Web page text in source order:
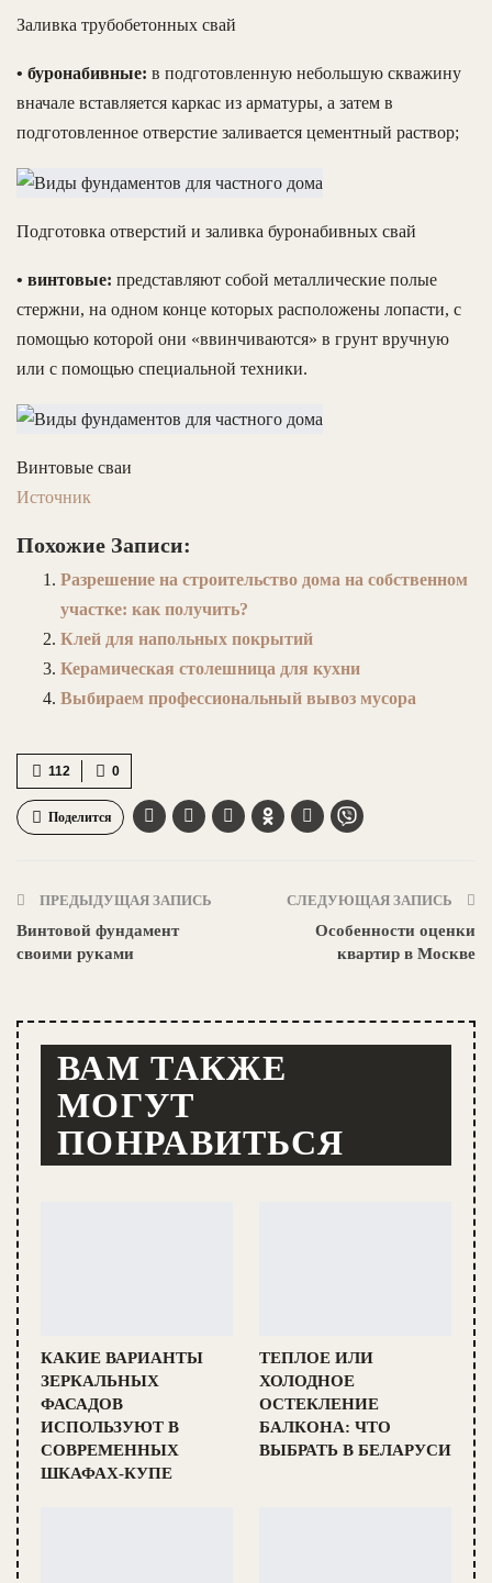
Заливка трубобетонных свай
• буронабивные: в подготовленную небольшую скважину
вначале вставляется каркас из арматуры, а затем в
подготовленное отверстие заливается цементный раствор;
Подготовка отверстий и заливка буронабивных свай
• винтовые: представляют собой металлические полые
стержни, на одном конце которых расположены лопасти, с
помощью которой они «ввинчиваются» в грунт вручную
или с помощью специальной техники.
Винтовые сваи
Источник
Похожие Записи:
Разрешение на строительство дома на собственном
участке: как получить?
Клей для напольных покрытий
Керамическая столешница для кухни
Выбираем профессиональный вывоз мусора
0
112
Поделится
ПРЕДЫДУЩАЯ ЗАПИСЬ
Винтовой фундамент
своими руками
СЛЕДУЮЩАЯ ЗАПИСЬ
Особенности оценки
квартир в Москве
ВАМ ТАКЖЕ
МОГУТ
ПОНРАВИТЬСЯ
КАКИЕ ВАРИАНТЫ
ЗЕРКАЛЬНЫХ
ФАСАДОВ
ИСПОЛЬЗУЮТ В
СОВРЕМЕННЫХ
ШКАФАХ-КУПЕ
ТЕПЛОЕ ИЛИ
ХОЛОДНОЕ
ОСТЕКЛЕНИЕ
БАЛКОНА: ЧТО
ВЫБРАТЬ В БЕЛАРУСИ